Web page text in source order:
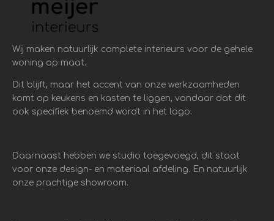
Wij maken natuurlijk complete interieurs voor de gehele
woning op maat.
Dit blijft, maar het accent van onze werkzaamheden
komt op keukens en kasten te liggen, vandaar dat dit
ook specifiek benoemd wordt in het logo.
Daarnaast hebben we studio toegevoegd, dit staat
voor onze design- en materiaal afdeling. En natuurlijk
onze prachtige showroom.